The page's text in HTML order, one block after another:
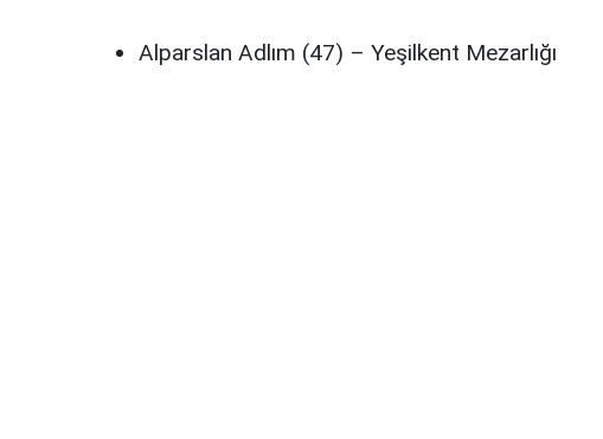
Alparslan Adlım (47) – Yeşilkent Mezarlığı